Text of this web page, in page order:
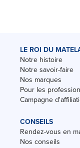
LE ROI DU
Notre histoire
Notre savoir-faire
Nos marques
Pour les
Campagne
CONSEILS
Rendez-vous en
Nos conseils